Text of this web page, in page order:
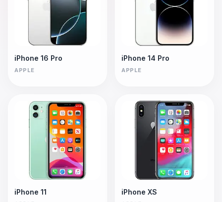
iPhone 16 Pro
APPLE
iPhone 14 Pro
APPLE
iPhone 11 iPhone XS